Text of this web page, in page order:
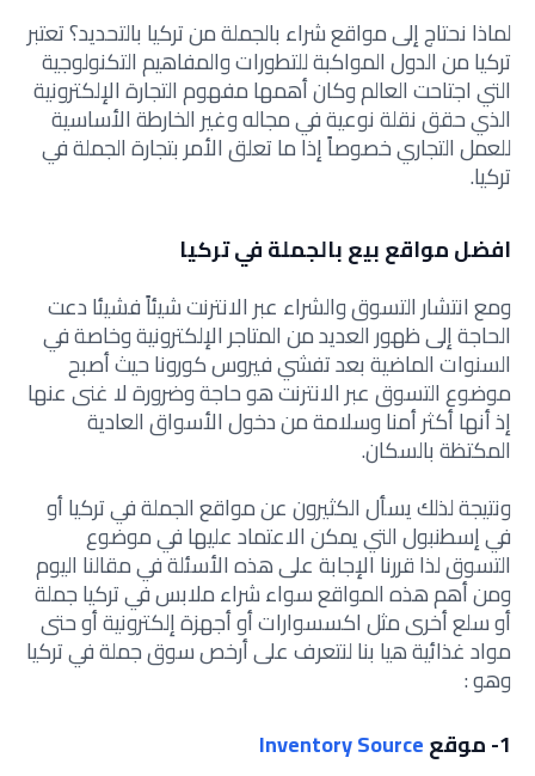
لماذا نحتاج إلى مواقع شراء بالجملة من تركيا بالتحديد؟ تعتبر
تركيا من الدول المواكبة للتطورات والمفاهيم التكنولوجية
التي اجتاحت العالم وكان أهمها مفهوم التجارة الإلكترونية
الذي حقق نقلة نوعية في مجاله وغير الخارطة الأساسية
للعمل التجاري خصوصاً إذا ما تعلق الأمر بتجارة الجملة في
تركيا.
افضل مواقع بيع بالجملة في تركيا
ومع انتشار التسوق والشراء عبر الانترنت شيئاً فشيئا دعت
الحاجة إلى ظهور العديد من المتاجر الإلكترونية وخاصة في
السنوات الماضية بعد تفشي فيروس كورونا حيث أصبح
موضوع التسوق عبر الانترنت هو حاجة وضرورة لا غنى عنها
إذ أنها أكثر أمنا وسلامة من دخول الأسواق العادية
المكتظة بالسكان.
ونتيجة لذلك يسأل الكثيرون عن مواقع الجملة في تركيا أو
في إسطنبول التي يمكن الاعتماد عليها في موضوع
التسوق لذا قررنا الإجابة على هذه الأسئلة في مقالنا اليوم
ومن أهم هذه المواقع سواء شراء ملابس في تركيا جملة
أو سلع أخرى مثل اكسسوارات أو أجهزة إلكترونية أو حتى
مواد غذائية هيا بنا لنتعرف على أرخص سوق جملة في تركيا
وهو :
1- موقع
Inventory Source